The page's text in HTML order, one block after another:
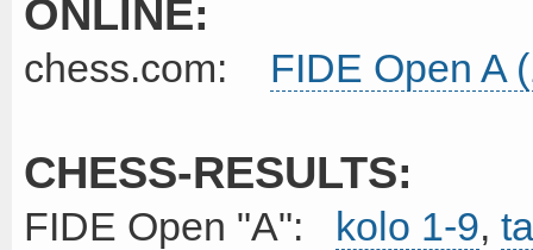
ONLINE:
chess.com: FIDE Open A
CHESS-RESULTS:
FIDE Open "A": kolo 1-9,